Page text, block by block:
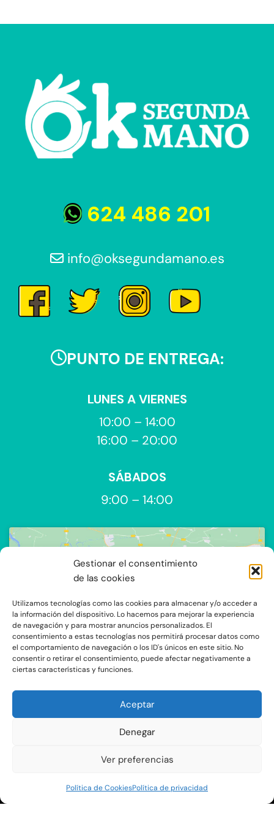
Gestionar el consentimiento
de las cookies
Utilizamos tecnologías como las cookies para almacenar y/o acceder a
la información del dispositivo. Lo hacemos para mejorar la experiencia
de navegación y para mostrar anuncios personalizados. El
consentimiento a estas tecnologías nos permitirá procesar datos como
el comportamiento de navegación o los ID's únicos en este sitio. No
consentir o retirar el consentimiento, puede afectar negativamente a
ciertas características y funciones.
Aceptar
Denegar
Ver preferencias
Política de CookiesPolítica de privacidad
624 486 201
info@oksegundamano.es
PUNTO DE ENTREGA:
LUNES A VIERNES
10:00 – 14:00
16:00 – 20:00
SÁBADOS
9:00 – 14:00
Haz clic para aceptar cookies de
marketing y permitir este contenido
C/Ocaña 205, local 3 y 4 C.P: 28047 - Madrid
Cookies|Mapa Web